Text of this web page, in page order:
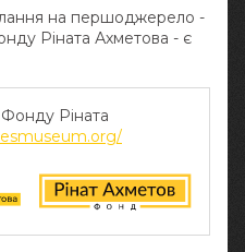
на першоджерело -
Ріната Ахметова - є
Ріната